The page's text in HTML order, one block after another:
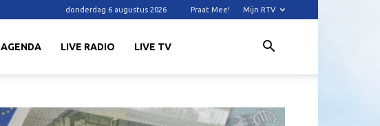
donderdag 6 augustus 2026 Praat Mee! Mijn RTV
AGENDA LIVE RADIO LIVE TV